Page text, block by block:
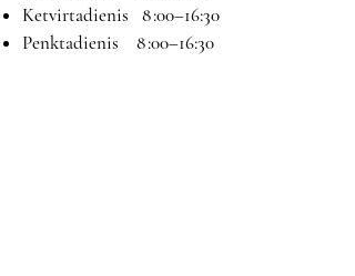
Ketvirtadienis 8 :00–16:30
Penktadienis 8 :00–16:30